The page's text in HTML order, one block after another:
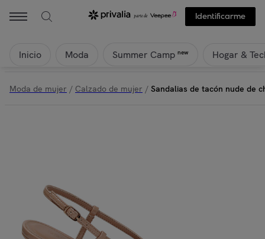
Identificarme
Inicio Moda Summer Camp new Hogar &
Moda de mujer / Calzado de mujer / Sandalias de tacón nude de